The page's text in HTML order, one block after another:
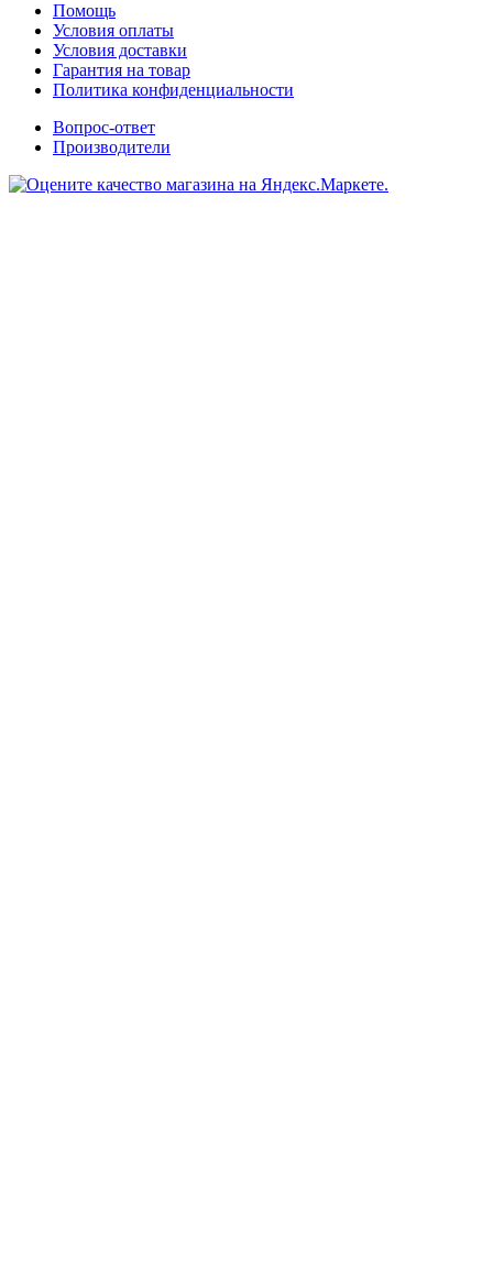
Помощь
Условия оплаты
Условия доставки
Гарантия на товар
Политика конфиденциальности
Вопрос-ответ
Производители